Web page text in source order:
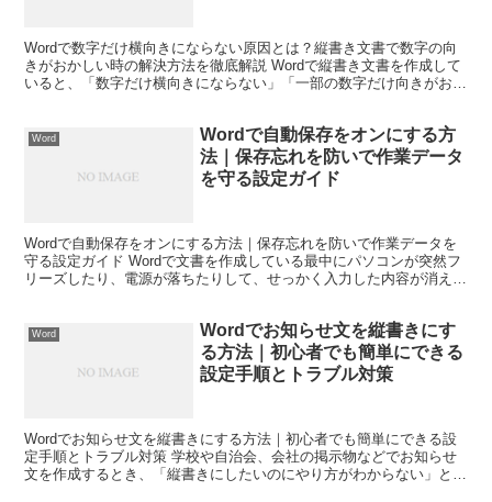
Wordで数字だけ横向きにならない原因とは？縦書き文書で数字の向
きがおかしい時の解決方法を徹底解説 Wordで縦書き文書を作成して
いると、「数字だけ横向きにならない」「一部の数字だけ向きがおか
Word
Wordで自動保存をオンにする方
法｜保存忘れを防いで作業データ
を守る設定ガイド
Wordで自動保存をオンにする方法｜保存忘れを防いで作業データを
守る設定ガイド Wordで文書を作成している最中にパソコンが突然フ
リーズしたり、電源が落ちたりして、せっかく入力した内容が消えて
Word
Wordでお知らせ文を縦書きにす
る方法｜初心者でも簡単にできる
設定手順とトラブル対策
Wordでお知らせ文を縦書きにする方法｜初心者でも簡単にできる設
定手順とトラブル対策 学校や自治会、会社の掲示物などでお知らせ
文を作成するとき、「縦書きにしたいのにやり方がわからない」と困